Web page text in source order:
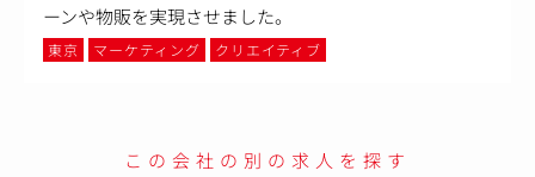
ーンや物販を実現させました。
東京 マーケティング クリエイティブ
この会社の別の求人を探す